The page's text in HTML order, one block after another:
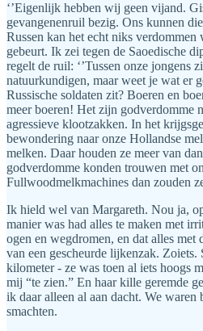
‘’Eigenlijk hebben wij geen vijand.
gevangenenruil bezig. Ons kunnen
Russen kan het echt niks verdommen
gebeurt. Ik zei tegen de Saoedische
regelt de ruil: ‘’Tussen onze jongens
natuurkundigen, maar weet je wat er
Russische soldaten zit? Boeren en
meer boeren! Het zijn godverdomme
agressieve klootzakken. In het
bewondering naar onze Hollandse
melken. Daar houden ze meer van
godverdomme konden trouwen met
Fullwoodmelkmachines dan zouden
Ik hield wel van Margareth. Nou ja,
manier was had alles te maken met
ogen en wegdromen, en dat alles
van een gescheurde lijkenzak. Zoiets.
kilometer - ze was toen al iets hoogs
mij “te zien.” En haar kille geremde
ik daar alleen al aan dacht. We waren
smachten.